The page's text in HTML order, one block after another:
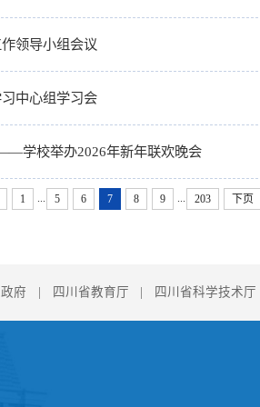
领导小组会议
中心组学习会
学校举办2026年新年联欢晚会
1 5 6 7 8 9 203 下页
府 四川省教育厅 四川省科学技术厅